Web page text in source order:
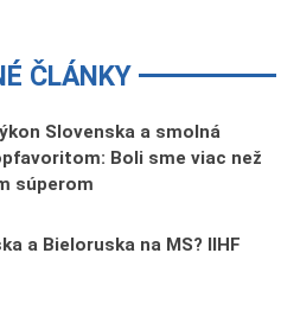
ČLÁNKY
Slovenska a smolná
Boli sme viac než
súperom
a Bieloruska na MS? IIHF